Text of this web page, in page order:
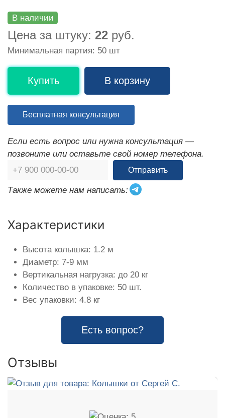
В наличии
Цена за штуку: 22 руб.
Минимальная партия: 50 шт
Купить В корзину
Бесплатная консультация
Если есть вопрос или нужна консультация —
позвоните или оставьте свой номер телефона.
Отправить
Также можете нам написать:
Характеристики
Высота колышка: 1.2 м
Диаметр: 7-9 мм
Вертикальная нагрузка: до 20 кг
Количество в упаковке: 50 шт.
Вес упаковки: 4.8 кг
Есть вопрос?
Отзывы